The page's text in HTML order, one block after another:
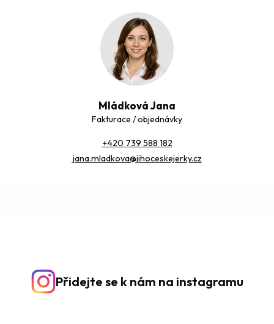
Mládková Jana
Fakturace / objednávky
+420 739 588 182
jana.mladkova@jihoceskejerky.cz
Přidejte se k nám na instagramu